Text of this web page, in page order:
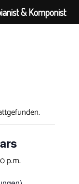
p.m.
& Komponist